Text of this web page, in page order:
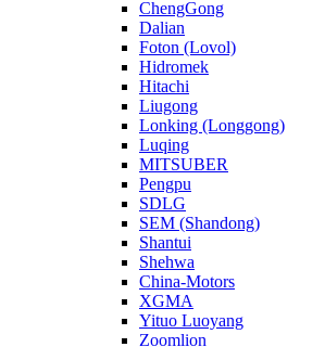
ChengGong
Dalian
Foton (Lovol)
Hidromek
Hitachi
Liugong
Lonking (Longgong)
Luqing
MITSUBER
Pengpu
SDLG
SEM (Shandong)
Shantui
Shehwa
China-Motors
XGMA
Yituo Luoyang
Zoomlion